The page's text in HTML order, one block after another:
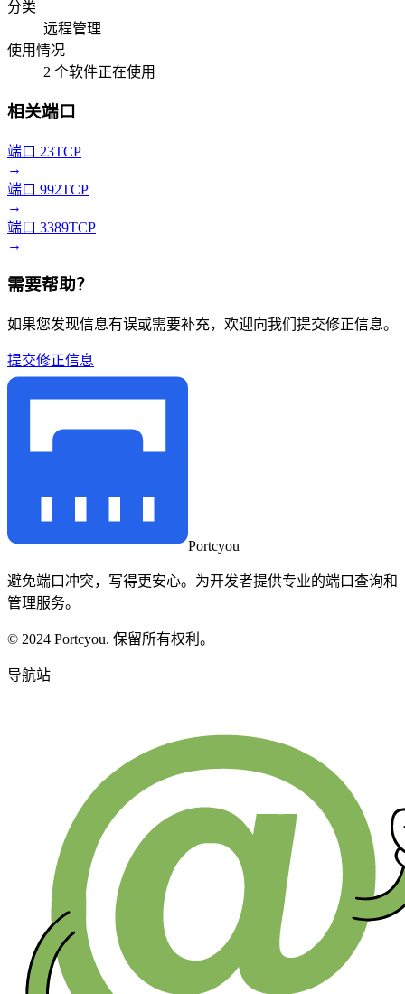
分类
远程管理
使用情况
2 个软件正在使用
相关端口
端口 23TCP
→
端口 992TCP
→
端口 3389TCP
→
需要帮助？
如果您发现信息有误或需要补充，欢迎向我们提交修正信息。
提交修正信息
Portcyou
避免端口冲突，写得更安心。为开发者提供专业的端口查询和
管理服务。
© 2024 Portcyou. 保留所有权利。
导航站